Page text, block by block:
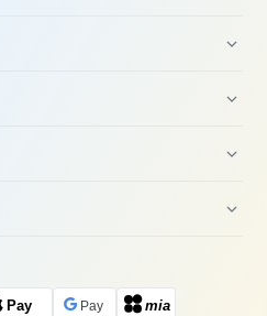
Pay Pay mia